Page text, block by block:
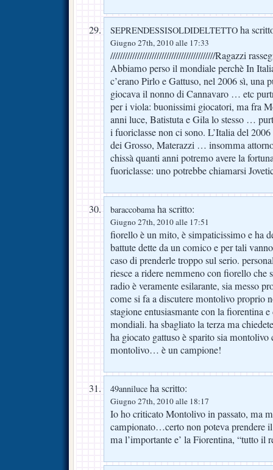
SEPRENDESSISOLDIDELTETTO ha
Giugno 27th, 2010 alle 17:33
///////////////////////////////////////////Ragazzi
Abbiamo perso il mondiale perchè In
c’erano Pirlo e Gattuso, nel 2006 sì, una
giocava il nonno di Cannavaro … etc
per i viola: buonissimi giocatori, ma fra
anni luce, Batistuta e Gila lo stesso …
i fuoriclasse non ci sono. L’Italia del
dei Grosso, Materazzi … insomma
chissà quanti anni potremo avere la
fuoriclasse: uno potrebbe chiamarsi
baraccobamaha scritto:
Giugno 27th, 2010 alle 17:51
fiorello è un mito, è simpaticissimo e ha
battute dette da un comico e per tali
caso di prenderle troppo sul serio.
riesce a ridere nemmeno con fiorello che
radio è veramente esilarante, sia messo
come si fa a discutere montolivo proprio
stagione entusiasmante con la fiorentina
mondiali. ha sbagliato la terza ma
ha giocato gattuso è sparito sia montolivo
montolivo… è un campione!
49anniluce ha scritto:
Giugno 27th, 2010 alle 18:17
Io ho criticato Montolivo in passato, ma
campionato…certo non poteva prendere
ma l’importante e’ la Fiorentina, “tutto il